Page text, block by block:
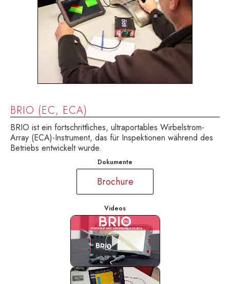
BRIO (EC, ECA)
BRIO ist ein fortschrittliches, ultraportables Wirbelstrom-
Array (ECA)-Instrument, das für Inspektionen während des
Betriebs entwickelt wurde.
Dokumente
Brochure
Videos
BRIO, Ultra-portable instrument for
conventional EC and advanced ECA